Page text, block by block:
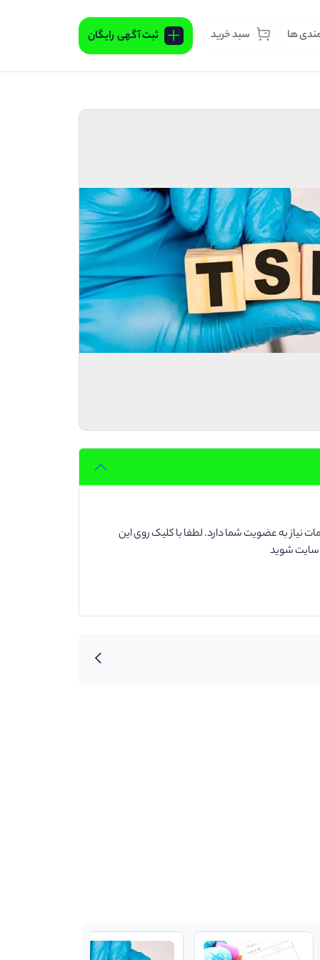
ها سبد خرید ثبت آگهی رایگان
نیاز به عضویت شما دارد. لطفا با کلیک روی این
سایت شوید